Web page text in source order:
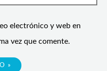
electrónico y web en
vez que comente.